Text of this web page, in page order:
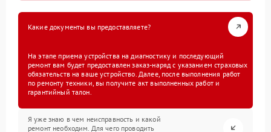
Какие документы вы предоставляете?
На этапе приема устройства на диагностику и последующий
ремонт вам будет предоставлен заказ-наряд с указанием страховых
обязательств на ваше устройство. Далее, после выполнения работ
по ремонту техники, вы получите акт выполненных работ и
гарантийный талон.
Я уже знаю в чем неисправность и какой
ремонт необходим. Для чего проводить